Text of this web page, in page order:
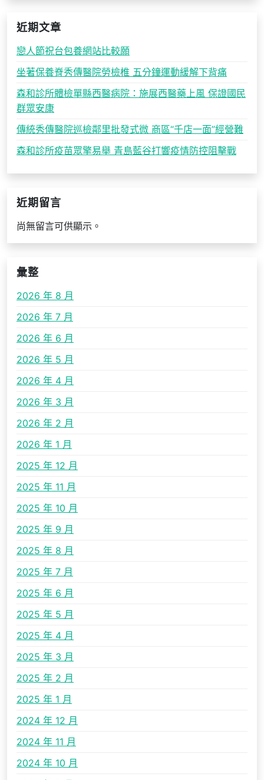
近期文章
戀人節祝台包養網站比較願
坐著保養脊秀傳醫院勞檢椎 五分鐘運動緩解下背痛
森和診所體檢單縣西醫病院：施展西醫藥上風 保證國民
群眾安康
傳統秀傳醫院巡檢鄰里批發式微 商區“千店一面”經營難
森和診所疫苗眾擎易舉 青島藍谷打響疫情防控阻擊戰
近期留言
尚無留言可供顯示。
彙整
2026 年 8 月
2026 年 7 月
2026 年 6 月
2026 年 5 月
2026 年 4 月
2026 年 3 月
2026 年 2 月
2026 年 1 月
2025 年 12 月
2025 年 11 月
2025 年 10 月
2025 年 9 月
2025 年 8 月
2025 年 7 月
2025 年 6 月
2025 年 5 月
2025 年 4 月
2025 年 3 月
2025 年 2 月
2025 年 1 月
2024 年 12 月
2024 年 11 月
2024 年 10 月